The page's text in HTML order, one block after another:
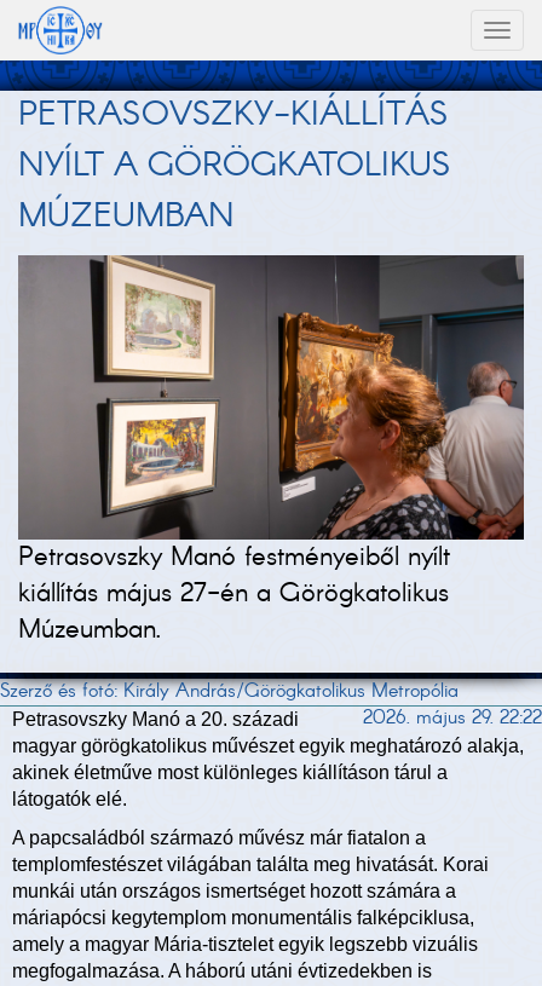
PETRASOVSZKY-KIÁLLÍTÁS
NYÍLT A GÖRÖGKATOLIKUS
MÚZEUMBAN
Petrasovszky Manó festményeiből nyílt
kiállítás május 27-én a Görögkatolikus
Múzeumban.
Szerző és fotó: Király András/Görögkatolikus Metropólia
2026. május 29. 22:22
Petrasovszky Manó a 20. századi
magyar görögkatolikus művészet egyik meghatározó alakja,
akinek életműve most különleges kiállításon tárul a
látogatók elé.
A papcsaládból származó művész már fiatalon a
templomfestészet világában találta meg hivatását. Korai
munkái után országos ismertséget hozott számára a
máriapócsi kegytemplom monumentális falképciklusa,
amely a magyar Mária-tisztelet egyik legszebb vizuális
megfogalmazása. A háború utáni évtizedekben is